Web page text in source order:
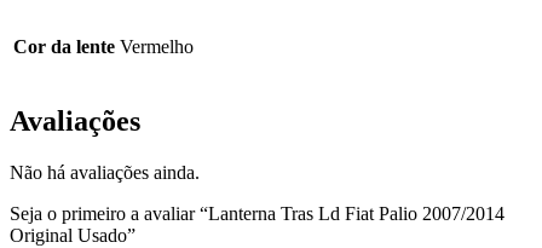
Cor da lente Vermelho
Avaliações
Não há avaliações ainda.
Seja o primeiro a avaliar “Lanterna Tras Ld Fiat Palio 2007/2014
Original Usado”